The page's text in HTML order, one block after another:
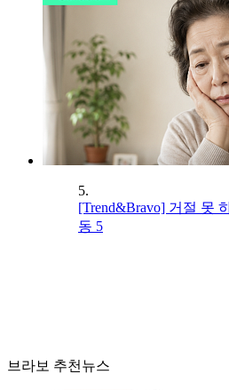
5.
[Trend&Bravo] 거절 못
동 5
브라보 추천뉴스